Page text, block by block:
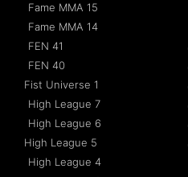
Fame MMA 15
Fame MMA 14
FEN 41
FEN 40
Fist Universe 1
High League 7
High League 6
High League 5
High League 4